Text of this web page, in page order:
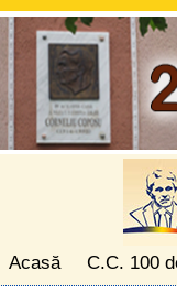
Acasă C.C. 100